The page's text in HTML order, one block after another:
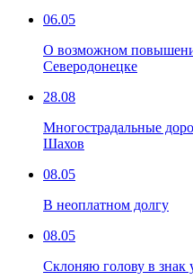
06.05
О возможном
Северодонецке
28.08
Многострадальные
Шахов
08.05
В неоплатном долгу
08.05
Склоняю голову в знак